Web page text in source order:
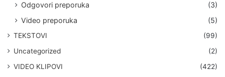
Odgovori preporuka
(3)
Video preporuka
(5)
TEKSTOVI
(99)
Uncategorized
(2)
VIDEO KLIPOVI
(422)